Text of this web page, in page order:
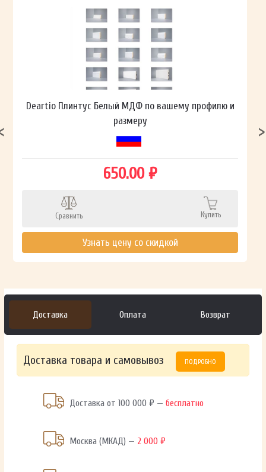
Deartio Плинтус Белый МДФ по вашему профилю и
размеру
650.00 ₽
Сравнить Купить
Узнать цену со скидкой
Доставка Оплата Возврат
Доставка товара и самовывоз ПОДРОБНО
Доставка от 100 000 ₽ —бесплатно
Москва (МКАД) — 2 000 ₽